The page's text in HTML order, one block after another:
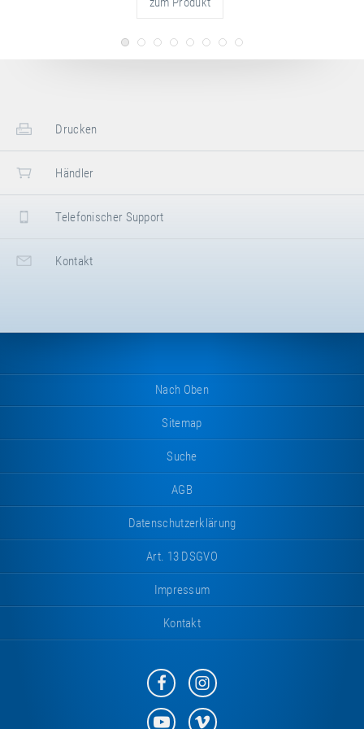
Drucken
Händler
Telefonischer Support
Kontakt
Nach Oben
Sitemap
Suche
AGB
Datenschutzerklärung
Art. 13 DSGVO
Impressum
Kontakt
Eurotramp
auf
Facebook
Eurotramp
auf
Instagram
EurotrampEurotramp